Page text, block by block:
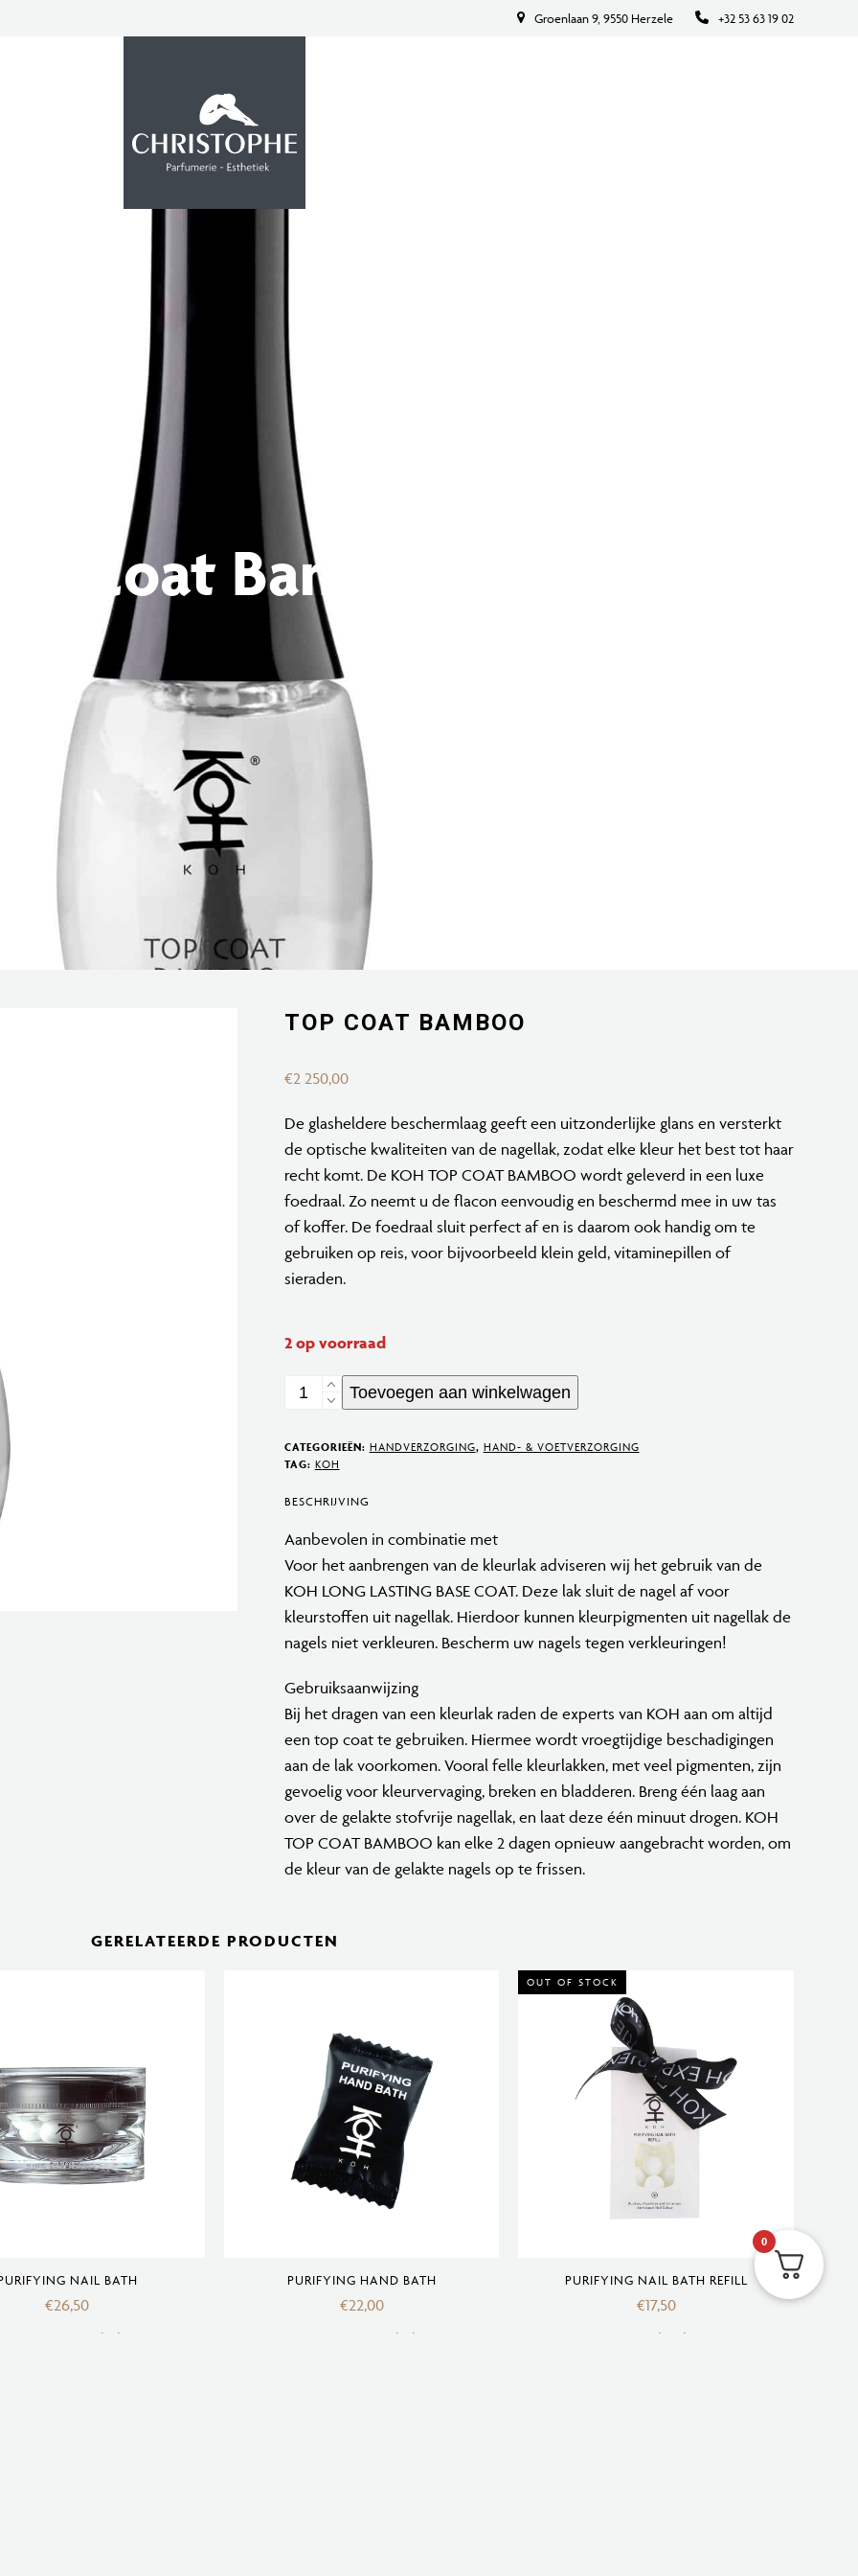
Groenlaan 9, 9550 Herzele +32 53 63 19 02
Top Coat Bamboo
TOP COAT BAMBOO
€2 250,00
De glasheldere beschermlaag geeft een uitzonderlijke glans en versterkt
de optische kwaliteiten van de nagellak, zodat elke kleur het best tot haar
recht komt. De KOH TOP COAT BAMBOO wordt geleverd in een luxe
foedraal. Zo neemt u de flacon eenvoudig en beschermd mee in uw tas
of koffer. De foedraal sluit perfect af en is daarom ook handig om te
gebruiken op reis, voor bijvoorbeeld klein geld, vitaminepillen of
sieraden.
2 op voorraad
Top
Bamboo
aantal
Toevoegen aan winkelwagen
CATEGORIEËN: HANDVERZORGING, HAND- & VOETVERZORGING
TAG: KOH
BESCHRIJVING
Aanbevolen in combinatie met
Voor het aanbrengen van de kleurlak adviseren wij het gebruik van de
KOH LONG LASTING BASE COAT. Deze lak sluit de nagel af voor
kleurstoffen uit nagellak. Hierdoor kunnen kleurpigmenten uit nagellak de
nagels niet verkleuren. Bescherm uw nagels tegen verkleuringen!
Gebruiksaanwijzing
Bij het dragen van een kleurlak raden de experts van KOH aan om altijd
een top coat te gebruiken. Hiermee wordt vroegtijdige beschadigingen
aan de lak voorkomen. Vooral felle kleurlakken, met veel pigmenten, zijn
gevoelig voor kleurvervaging, breken en bladderen. Breng één laag aan
over de gelakte stofvrije nagellak, en laat deze één minuut drogen. KOH
TOP COAT BAMBOO kan elke 2 dagen opnieuw aangebracht worden, om
de kleur van de gelakte nagels op te frissen.
GERELATEERDE PRODUCTEN
NAIL BATH
€26,50
aan winkelwagen
PURIFYING HAND BATH
€22,00
Toevoegen aan winkelwagen
OUT OF STOCK
PURIFYING NAIL BATH REFILL
€17,50
Uitverkocht
0